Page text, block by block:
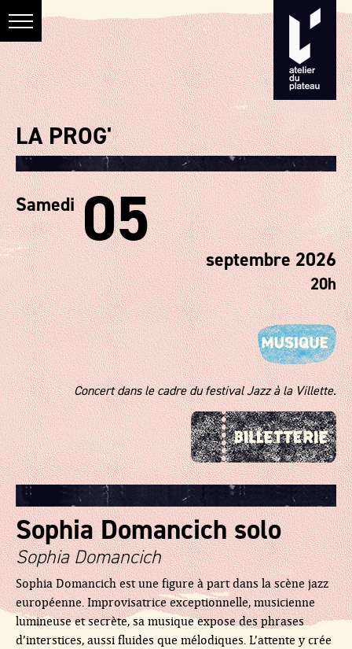
LA PROG'
Sophia Domancich solo
Sophia Domancich
Sophia Domancich est une figure à part dans la scène jazz
européenne. Improvisatrice exceptionnelle, musicienne
lumineuse et secrète, sa musique expose des phrases
d’interstices, aussi fluides que mélodiques. L’attente y crée
Samedi 05 septembre 2026
20h
Concert dans le cadre du festival Jazz à la Villette.